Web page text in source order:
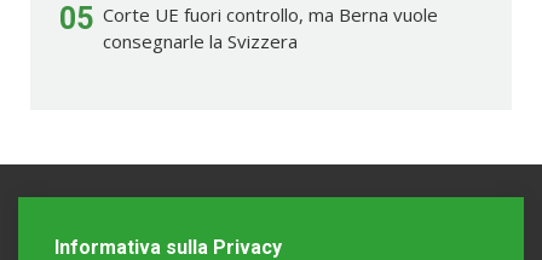
05 Corte UE fuori controllo, ma Berna vuole
consegnarle la Svizzera
Informativa sulla Privacy